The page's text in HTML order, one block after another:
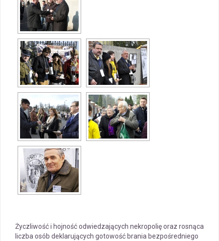
Życzliwość i hojność odwiedzających nekropolię oraz rosnąca
liczba osób deklarujących gotowość brania bezpośredniego